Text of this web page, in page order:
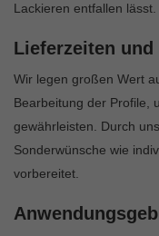
Lackieren entfallen lässt.
Lieferzeiten
Wir legen großen Wert
Bearbeitung der Profile,
gewährleisten. Durch
Sonderwünsche wie
vorbereitet.